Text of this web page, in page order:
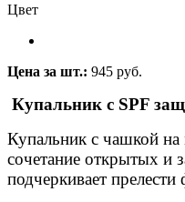
Цвет
Цена за шт.: 945 руб.
Купальник с SPF
Купальник с чашкой
сочетание открытых и
подчеркивает